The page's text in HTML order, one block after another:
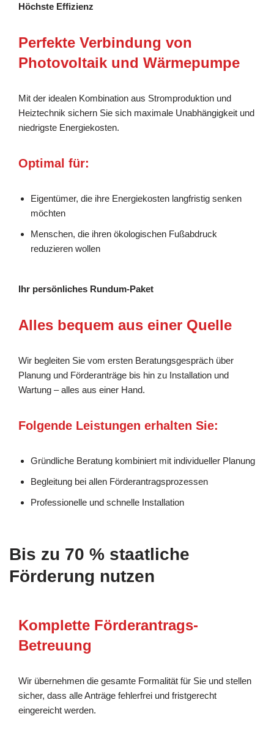
Höchste Effizienz
Perfekte Verbindung von
Photovoltaik und Wärmepumpe
Mit der idealen Kombination aus Stromproduktion und
Heiztechnik sichern Sie sich maximale Unabhängigkeit und
niedrigste Energiekosten.
Optimal für:
Eigentümer, die ihre Energiekosten langfristig senken
möchten
Menschen, die ihren ökologischen Fußabdruck
reduzieren wollen
Ihr persönliches Rundum-Paket
Alles bequem aus einer Quelle
Wir begleiten Sie vom ersten Beratungsgespräch über
Planung und Förderanträge bis hin zu Installation und
Wartung – alles aus einer Hand.
Folgende Leistungen erhalten Sie:
Gründliche Beratung kombiniert mit individueller Planung
Begleitung bei allen Förderantragsprozessen
Professionelle und schnelle Installation
Bis zu 70 % staatliche
Förderung nutzen
Komplette Förderantrags-
Betreuung
Wir übernehmen die gesamte Formalität für Sie und stellen
sicher, dass alle Anträge fehlerfrei und fristgerecht
eingereicht werden.